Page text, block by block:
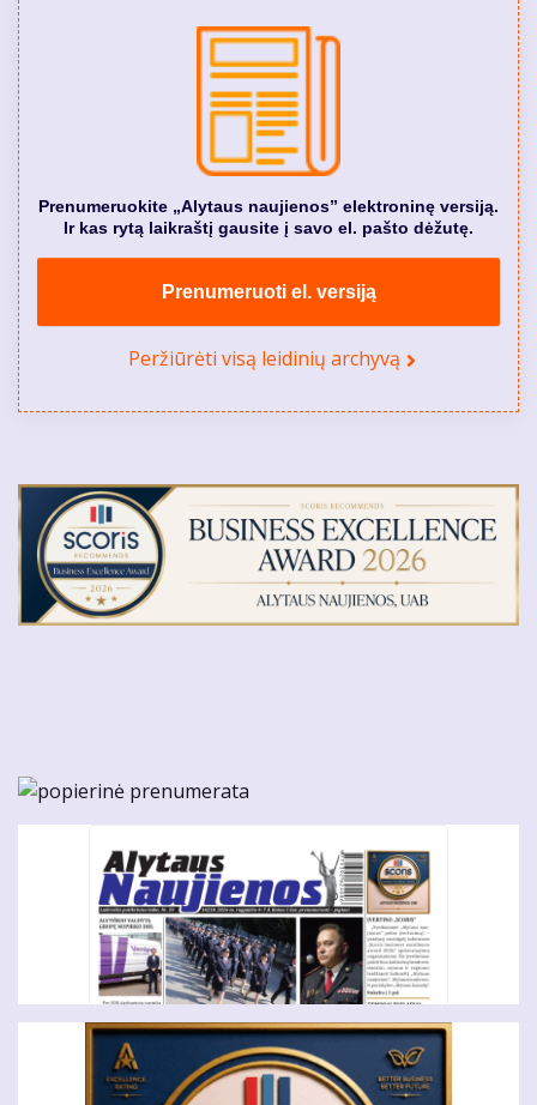
Prenumeruokite „Alytaus naujienos” elektroninę versiją.
Ir kas rytą laikraštį gausite į savo el. pašto dėžutę.
Prenumeruoti el. versiją
Peržiūrėti visą leidinių archyvą